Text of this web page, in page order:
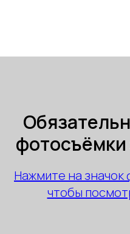
фотосъёмки
Нажмите на значок
чтобы